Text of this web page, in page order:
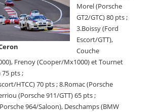
Morel (Porsche
GT2/GTC) 80 pts ;
3.Boissy (Ford
Escort/GTT),
Couche
Frenoy (Cooper/Mx1000) et Tournet
pts ;
HTCC) 70 pts ; 8.Romac (Porsche
(Porsche 911/GTT) 65 pts ;
964/Saloon), Deschamps (BMW